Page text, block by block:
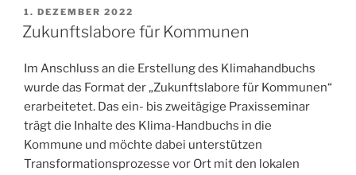
Quartiersrat
Würzburg-
1. DEZEMBER 2022
Zukunftslabore für Kommunen
Im Anschluss an die Erstellung des Klimahandbuchs
wurde das Format der „Zukunftslabore für Kommunen“
erarbeitetet. Das ein- bis zweitägige Praxisseminar
trägt die Inhalte des Klima-Handbuchs in die
Kommune und möchte dabei unterstützen
Transformationsprozesse vor Ort mit den lokalen